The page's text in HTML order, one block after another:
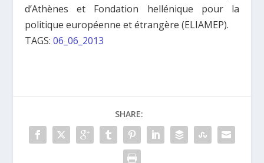
d’Athènes et Fondation hellénique pour la
politique européenne et étrangère (ELIAMEP).
TAGS:06_06_2013
SHARE: